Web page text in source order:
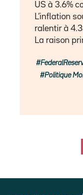
US à 3.6%
L’inflation
ralentir à
La raison
Politique